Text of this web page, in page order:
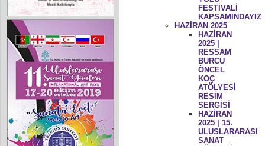
FESTİVALİ
KAPSAMINDAYIZ
HAZİRAN 2025
HAZİRAN
2025 |
RESSAM
BURCU
ÖNCEL
KOÇ
ATÖLYESİ
RESİM
SERGİSİ
HAZİRAN
2025 | 15.
ULUSLARARASI
SANAT